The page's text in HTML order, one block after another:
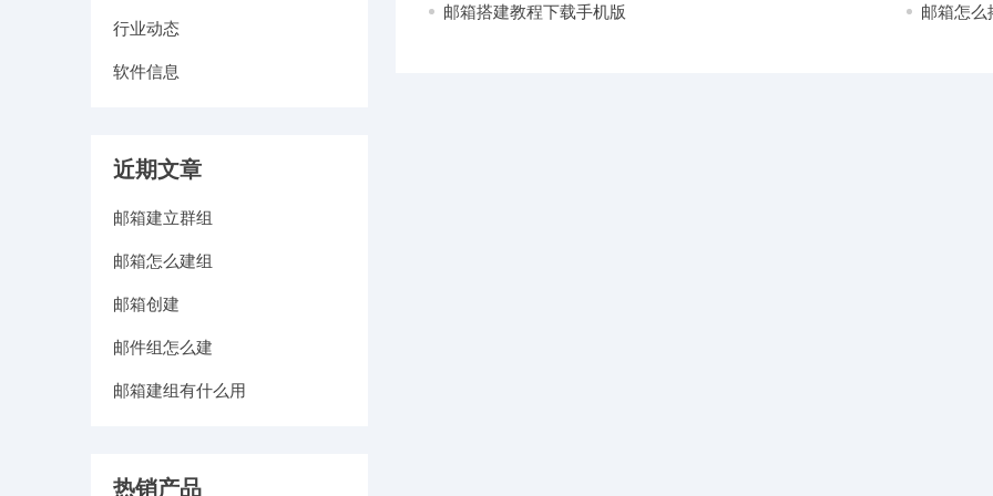
邮箱搭建教程下载手机版
邮箱怎么
行业动态
软件信息
近期文章
邮箱建立群组
邮箱怎么建组
邮箱创建
邮件组怎么建
邮箱建组有什么用
热销产品